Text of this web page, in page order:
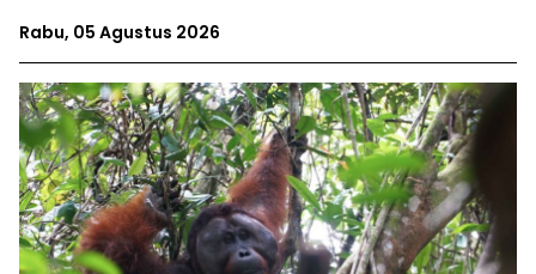
Rabu, 05 Agustus 2026